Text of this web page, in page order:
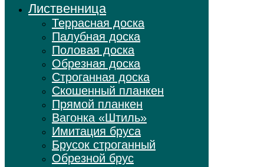
Лиственница
Террасная доска
Палубная доска
Половая доска
Обрезная доска
Строганная доска
Скошенный планкен
Прямой планкен
Вагонка «Штиль»
Имитация бруса
Брусок строганный
Обрезной брус